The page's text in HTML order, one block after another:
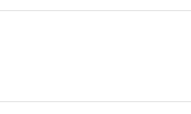
及时报告到
的，本批复文